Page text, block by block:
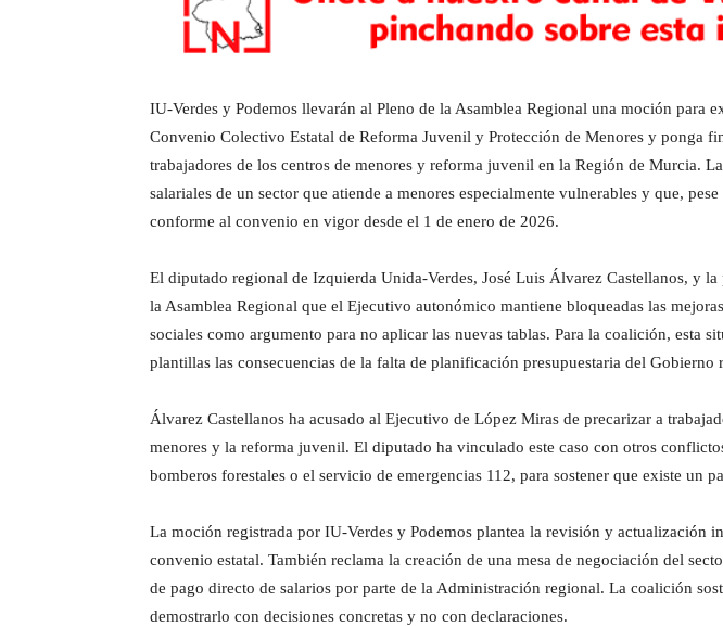
IU-Verdes y Podemos llevarán al Pleno de la Asamblea Regional una moción
Convenio Colectivo Estatal de Reforma Juvenil y Protección de Menores y ponga
trabajadores de los centros de menores y reforma juvenil en la Región de Murcia.
salariales de un sector que atiende a menores especialmente vulnerables y que,
conforme al convenio en vigor desde el 1 de enero de 2026.
El diputado regional de Izquierda Unida-Verdes, José Luis Álvarez Castellanos, y
la Asamblea Regional que el Ejecutivo autonómico mantiene bloqueadas las
sociales como argumento para no aplicar las nuevas tablas. Para la coalición, esta
plantillas las consecuencias de la falta de planificación presupuestaria del Gobierno
Álvarez Castellanos ha acusado al Ejecutivo de López Miras de precarizar a
menores y la reforma juvenil. El diputado ha vinculado este caso con otros
bomberos forestales o el servicio de emergencias 112, para sostener que existe un
La moción registrada por IU-Verdes y Podemos plantea la revisión y actualización
convenio estatal. También reclama la creación de una mesa de negociación del
de pago directo de salarios por parte de la Administración regional. La coalición
demostrarlo con decisiones concretas y no con declaraciones.